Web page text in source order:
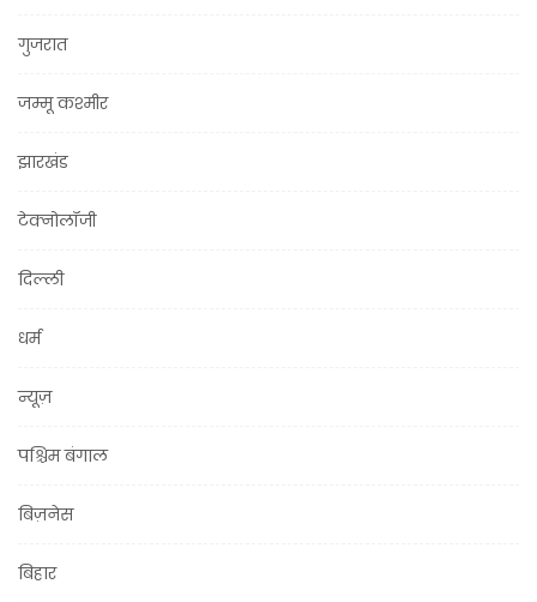
गुजरात
जम्मू कश्मीर
झारखंड
टेक्नोलॉजी
दिल्ली
धर्म
न्यूज़
पश्चिम बंगाल
बिज़नेस
बिहार